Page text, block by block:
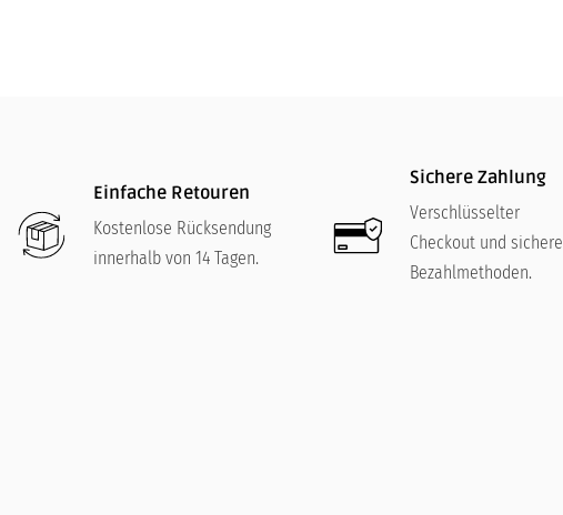
Einfache Retouren
Kostenlose Rücksendung
innerhalb von 14 Tagen.
Sichere Zahlung
Verschlüsselter
Checkout und sichere
Bezahlmethoden.